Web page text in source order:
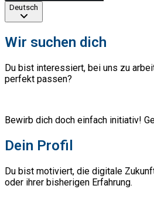
Deutsch
Wir suchen dich
Du bist interessiert, bei uns zu
perfekt passen?
Bewirb dich doch einfach initiativ!
Dein Profil
Du bist motiviert, die digitale
oder ihrer bisherigen Erfahrung.